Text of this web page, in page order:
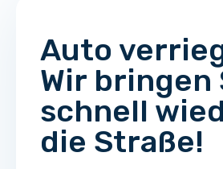
Auto
Wir bringen
schnell
die Straße!